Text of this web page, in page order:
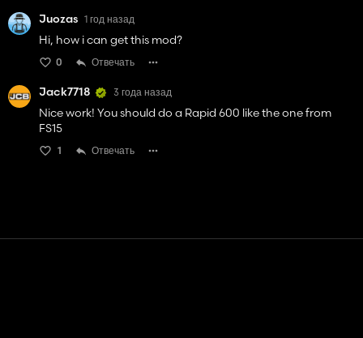
Juozas 1 год назад
Hi, how i can get this mod?
0 Отвечать
Jack7718 3 года назад
Nice work! You should do a Rapid 600 like the one from
FS15
1 Отвечать